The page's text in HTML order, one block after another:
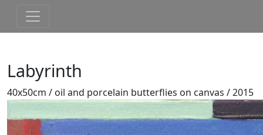
Labyrinth
40x50cm / oil and porcelain butterflies on canvas / 2015